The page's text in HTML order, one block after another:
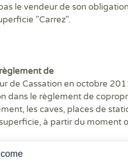
le vendeur de son
"Carrez".
de
de Cassation en octobre
dans le règlement de
les caves, places de
à partir du moment